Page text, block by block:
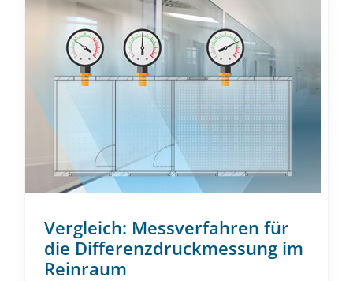
Vergleich: Messverfahren für
die Differenzdruckmessung im
Reinraum